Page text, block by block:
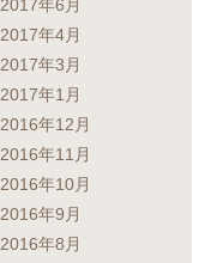
2017年6月
2017年4月
2017年3月
2017年1月
2016年12月
2016年11月
2016年10月
2016年9月
2016年8月